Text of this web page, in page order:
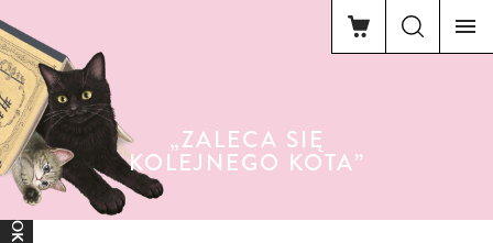
„ZALECA SIĘ
KOLEJNEGO KOTA”
FACEBOOK